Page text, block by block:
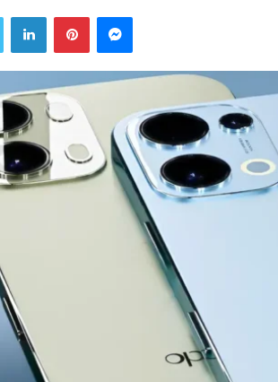
Twitter LinkedInPinterestMessenger